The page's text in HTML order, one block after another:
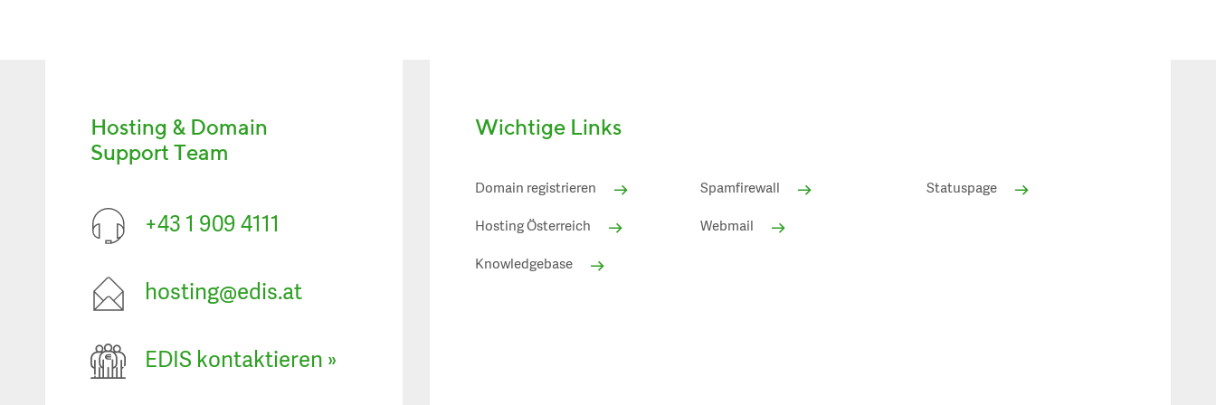
Hosting & Domain
Support Team
+43 1 909 4111
hosting@edis.at
EDIS kontaktieren »
Wichtige Links
Domain registrieren
Hosting Österreich
Knowledgebase
Spamfirewall
Webmail
Statuspage